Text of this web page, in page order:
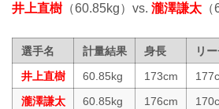
井上直樹 （60.85kg）vs. 瀧澤謙太
選手名 計量結果 身長
リ
井上直樹
60.85kg 173cm
瀧澤謙太
60.85kg 176cm